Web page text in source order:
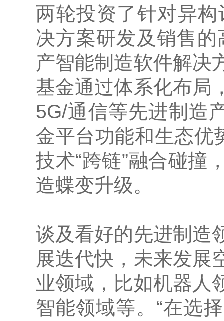
两轮投资了针对异
决方案研发及销售
产智能制造软件解决
基金通过体系化布局
5G/通信等先进制造
金平台功能和生态优
技术“跨链”融合碰撞
造蝶变升级。
谈及看好的先进制造
展迭代快，未来发展
业领域，比如机器人
智能领域等。“在选